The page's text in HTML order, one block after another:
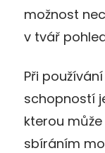
možnost
v tvář
Při
schopností
kterou
sbíráním